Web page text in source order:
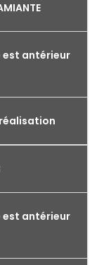
est antérieur
est antérieur